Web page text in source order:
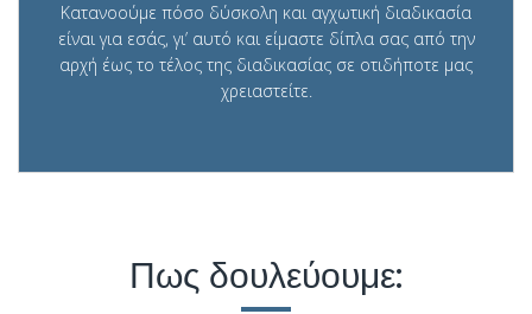
Κατανοούμε πόσο δύσκολη και αγχωτική διαδικασία
είναι για εσάς, γι’ αυτό και είμαστε δίπλα σας από την
αρχή έως το τέλος της διαδικασίας σε οτιδήποτε μας
χρειαστείτε.
Πως δουλεύουμε: